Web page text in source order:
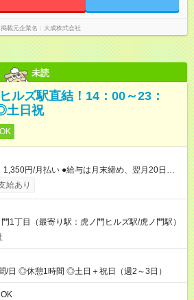
掲載元企業名 大成株式会社
未読
ルズ駅直結！14：00～23：
土日祝
●給与は月末締め、翌月20日の
は1ヶ月ごとに勤務日数に応じて実費精算。 ●
なります。 ※Ｗワークの方は、他社
給与は本採用時と同じです。
給あり
1丁目（最寄り駅：虎ノ門ヒルズ駅/虎ノ門駅）
/日 ◎休憩1時間 ◎土日＋祝日（週2～3日）